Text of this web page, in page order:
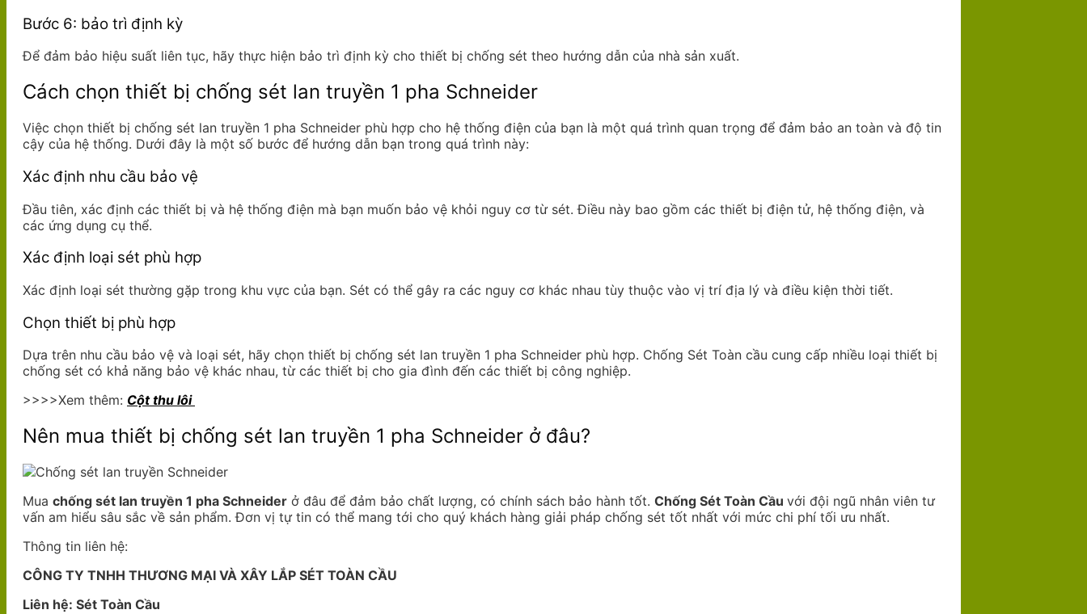
Bước 6: bảo trì định kỳ
Để đảm bảo hiệu suất liên tục, hãy thực hiện bảo trì định kỳ cho thiết bị chống sét theo hướng dẫn của nhà sản xuất.
Cách chọn thiết bị chống sét lan truyền 1 pha Schneider
Việc chọn thiết bị chống sét lan truyền 1 pha Schneider phù hợp cho hệ thống điện của bạn là một quá trình quan trọng để đảm bảo an toàn và độ tin
cậy của hệ thống. Dưới đây là một số bước để hướng dẫn bạn trong quá trình này:
Xác định nhu cầu bảo vệ
Đầu tiên, xác định các thiết bị và hệ thống điện mà bạn muốn bảo vệ khỏi nguy cơ từ sét. Điều này bao gồm các thiết bị điện tử, hệ thống điện, và
các ứng dụng cụ thể.
Xác định loại sét phù hợp
Xác định loại sét thường gặp trong khu vực của bạn. Sét có thể gây ra các nguy cơ khác nhau tùy thuộc vào vị trí địa lý và điều kiện thời tiết.
Chọn thiết bị phù hợp
Dựa trên nhu cầu bảo vệ và loại sét, hãy chọn thiết bị chống sét lan truyền 1 pha Schneider phù hợp. Chống Sét Toàn cầu cung cấp nhiều loại thiết bị
chống sét có khả năng bảo vệ khác nhau, từ các thiết bị cho gia đình đến các thiết bị công nghiệp.
>>>>Xem thêm: Cột thu lôi
Nên mua thiết bị chống sét lan truyền 1 pha Schneider ở đâu?
Mua chống sét lan truyền 1 pha Schneider ở đâu để đảm bảo chất lượng, có chính sách bảo hành tốt. Chống Sét Toàn Cầu với đội ngũ nhân viên tư
vấn am hiểu sâu sắc về sản phẩm. Đơn vị tự tin có thể mang tới cho quý khách hàng giải pháp chống sét tốt nhất với mức chi phí tối ưu nhất.
Thông tin liên hệ:
CÔNG TY TNHH THƯƠNG MẠI VÀ XÂY LẮP SÉT TOÀN CẦU
Liên hệ: Sét Toàn Cầu